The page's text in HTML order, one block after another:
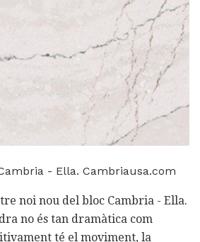
- Ella. Cambriausa.com
noi nou del bloc Cambria - Ella.
no és tan dramàtica com
té el moviment, la